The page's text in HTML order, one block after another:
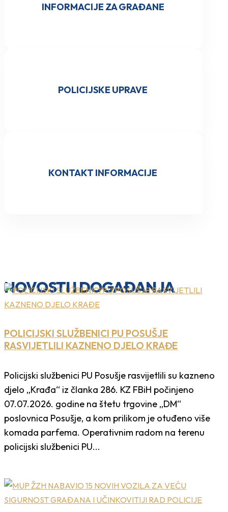
INFORMACIJE ZA GRAĐANE
POLICIJSKE UPRAVE
KONTAKT INFORMACIJE
NOVOSTI I DOGAĐANJA
POLICIJSKI SLUŽBENICI PU POSUŠJE
RASVIJETLILI KAZNENO DJELO KRAĐE
Policijski službenici PU Posušje rasvijetlili su kazneno
djelo „Krađa“ iz članka 286. KZ FBiH počinjeno
07.07.2026. godine na štetu trgovine „DM“
poslovnica Posušje, a kom prilikom je otuđeno više
komada parfema. Operativnim radom na terenu
policijski službenici PU...